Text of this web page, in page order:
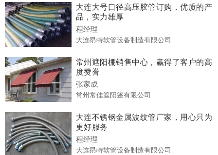
大连大号口径高压胶管订购，优质的产
品，实力雄厚
程经理
大连昂特软管设备制造有限公司
常州遮阳棚销售中心，赢得了客户的高
度赞誉
张家成
常州常佳遮阳篷有限公司
大连不锈钢金属波纹管厂家，用心只为
更好服务
程经理
大连昂特软管设备制造有限公司